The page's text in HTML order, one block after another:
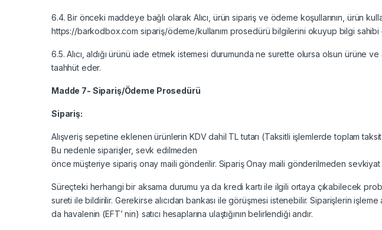
6.4. Bir önceki maddeye bağlı olarak Alıcı, ürün sipariş ve ödeme koşullarının, ürün
https://barkodbox.com sipariş/ödeme/kullanım prosedürü bilgilerini okuyup bilgi
6.5. Alıcı, aldığı ürünü iade etmek istemesi durumunda ne surette olursa olsun ürüne
taahhüt eder.
Madde 7- Sipariş/Ödeme Prosedürü
Sipariş:
Alışveriş sepetine eklenen ürünlerin KDV dahil TL tutarı (Taksitli işlemlerde toplam taksit
Bu nedenle siparişler, sevk edilmeden
önce müşteriye sipariş onay maili gönderilir. Sipariş Onay maili gönderilmeden sevkiyat
Süreçteki herhangi bir aksama durumu ya da kredi kartı ile ilgili ortaya çıkabilecek
sureti ile bildirilir. Gerekirse alıcıdan bankası ile görüşmesi istenebilir. Siparişlerin
da havalenin (EFT’ nin) satıcı hesaplarına ulaştığının belirlendiği andır.